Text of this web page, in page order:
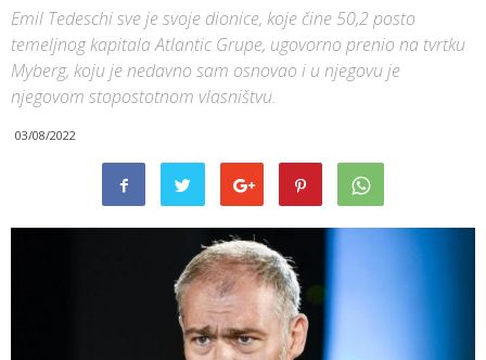
Emil Tedeschi sve je svoje dionice, koje čine 50,2 posto
temeljnog kapitala Atlantic Grupe, ugovorno prenio na tvrtku
Myberg, koju je nedavno sam osnovao i u njegovu je
njegovom stopostotnom vlasništvu.
03/08/2022